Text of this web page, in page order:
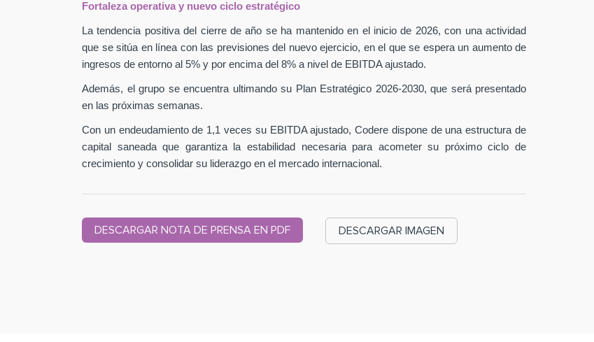
Fortaleza operativa y nuevo ciclo estratégico
La tendencia positiva del cierre de año se ha mantenido en el inicio de 2026, con una actividad
que se sitúa en línea con las previsiones del nuevo ejercicio, en el que se espera un aumento de
ingresos de entorno al 5% y por encima del 8% a nivel de EBITDA ajustado.
Además, el grupo se encuentra ultimando su Plan Estratégico 2026-2030, que será presentado
en las próximas semanas.
Con un endeudamiento de 1,1 veces su EBITDA ajustado, Codere dispone de una estructura de
capital saneada que garantiza la estabilidad necesaria para acometer su próximo ciclo de
crecimiento y consolidar su liderazgo en el mercado internacional.
DESCARGAR NOTA DE PRENSA EN PDF DESCARGAR IMAGEN